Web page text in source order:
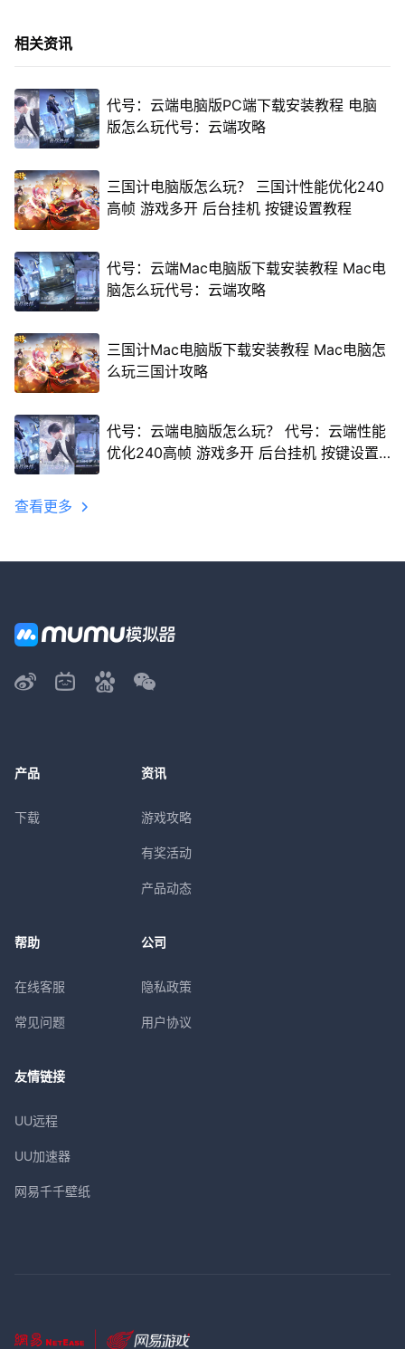
相关资讯
代号：云端电脑版PC端下载安装教程 电脑
版怎么玩代号：云端攻略
三国计电脑版怎么玩？ 三国计性能优化240
高帧 游戏多开 后台挂机 按键设置教程
代号：云端Mac电脑版下载安装教程 Mac电
脑怎么玩代号：云端攻略
三国计Mac电脑版下载安装教程 Mac电脑怎
么玩三国计攻略
代号：云端电脑版怎么玩？ 代号：云端性能
优化240高帧 游戏多开 后台挂机 按键设置
查看更多
产品
下载
资讯
游戏攻略
有奖活动
产品动态
帮助
在线客服
常见问题
公司
隐私政策
用户协议
友情链接
UU远程
UU加速器
网易千千壁纸